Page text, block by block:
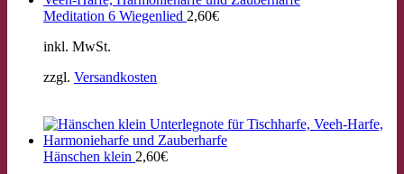
Meditation 6 Wiegenlied 2,60€
inkl. MwSt.
zzgl. Versandkosten
Hänschen klein 2,60€